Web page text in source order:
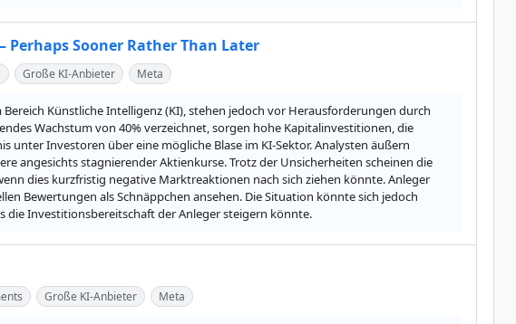
Sooner Rather Than Later
Große KI-Anbieter Meta
Künstliche Intelligenz (KI), stehen jedoch vor Herausforderungen durch
Wachstum von 40% verzeichnet, sorgen hohe Kapitalinvestitionen, die
unter Investoren über eine mögliche Blase im KI-Sektor. Analysten äußern
angesichts stagnierender Aktienkurse. Trotz der Unsicherheiten scheinen die
dies kurzfristig negative Marktreaktionen nach sich ziehen könnte. Anleger
Bewertungen als Schnäppchen ansehen. Die Situation könnte sich jedoch
die Investitionsbereitschaft der Anleger steigern könnte.
Große KI-Anbieter Meta